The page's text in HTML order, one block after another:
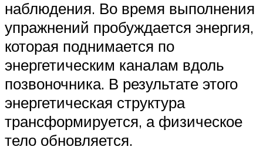
наблюдения. Во время выполнения
упражнений пробуждается энергия,
которая поднимается по
энергетическим каналам вдоль
позвоночника. В результате этого
энергетическая структура
трансформируется, а физическое
тело обновляется.